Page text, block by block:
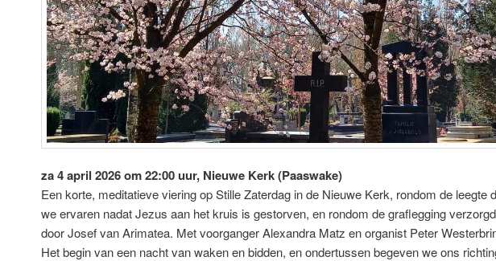
za 4 april 2026 om 22:00 uur, Nieuwe Kerk (Paaswake)
Een korte, meditatieve viering op Stille Zaterdag in de Nieuwe Kerk, rondom de leegte
we ervaren nadat Jezus aan het kruis is gestorven, en rondom de graflegging verzorgd
door Josef van Arimatea. Met voorganger Alexandra Matz en organist Peter
Het begin van een nacht van waken en bidden, en ondertussen begeven we ons